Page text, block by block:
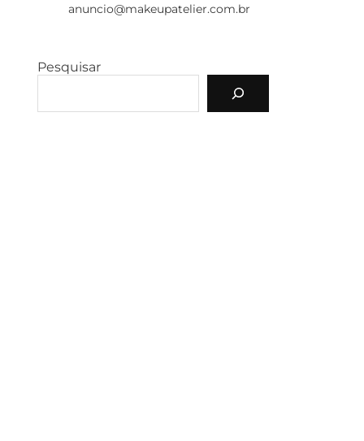
anuncio@makeupatelier.com.br
Pesquisar